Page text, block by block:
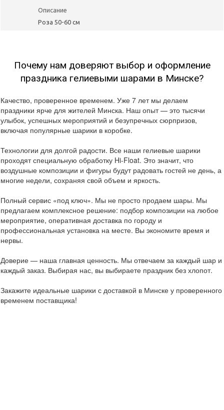
Описание
Роза 50-60 см
Почему нам доверяют выбор и оформление
праздника гелиевыми шарами в Минске?
Качество, проверенное временем. Уже 7 лет мы делаем
праздники ярче для жителей Минска. Наш опыт — это тысячи
улыбок, успешных мероприятий и безупречных сюрпризов,
включая популярные шарики в коробке.
Технологии для долгой радости. Все наши гелиевые шарики
проходят специальную обработку Hi-Float. Это значит, что
воздушные композиции и фигуры будут радовать гостей не день, а
многие недели, сохраняя свой объем и яркость.
Полный сервис «под ключ». Мы не просто продаем шары. Мы
предлагаем комплексное решение: подбор композиции на любое
мероприятие, оперативная доставка по городу и
профессиональная установка на месте. Вы экономите время и
нервы.
Доверие — наша главная ценность. Мы отвечаем за каждый шар и
каждый заказ. Выбирая нас, вы выбираете праздник без хлопот.
Закажите идеальные шарики с доставкой в Минске у проверенного
временем поставщика!